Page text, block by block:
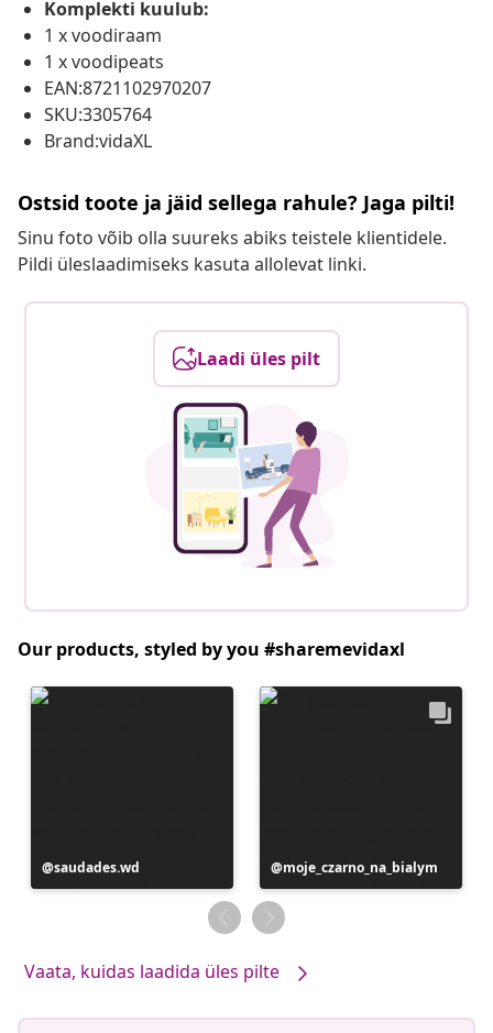
Komplekti kuulub:
1 x voodiraam
1 x voodipeats
EAN:8721102970207
SKU:3305764
Brand:vidaXL
Ostsid toote ja jäid sellega rahule? Jaga pilti!
Sinu foto võib olla suureks abiks teistele klientidele.
Pildi üleslaadimiseks kasuta allolevat linki.
Laadi üles pilt
Our products, styled by you #sharemevidaxl
Postitus
avaldatud
saudades.wd
Postitus
avaldatud
moje_czarno_na_bialym
Vaata, kuidas laadida üles pilte